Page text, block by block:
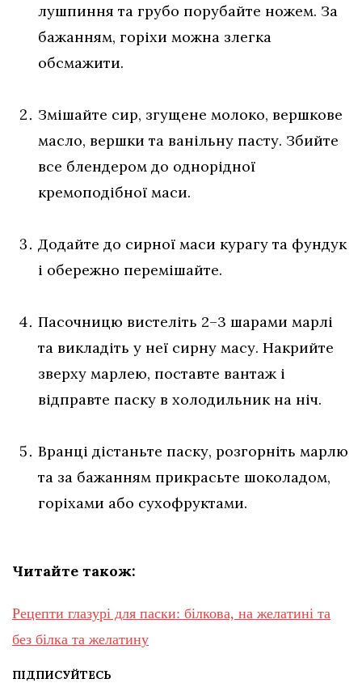
лушпиння та грубо порубайте ножем. За
бажанням, горіхи можна злегка
обсмажити.
Змішайте сир, згущене молоко, вершкове
масло, вершки та ванільну пасту. Збийте
все блендером до однорідної
кремоподібної маси.
Додайте до сирної маси курагу та фундук
і обережно перемішайте.
Пасочницю вистеліть 2–3 шарами марлі
та викладіть у неї сирну масу. Накрийте
зверху марлею, поставте вантаж і
відправте паску в холодильник на ніч.
Вранці дістаньте паску, розгорніть марлю
та за бажанням прикрасьте шоколадом,
горіхами або сухофруктами.
Читайте також:
Рецепти глазурі для паски: білкова, на желатині та
без білка та желатину
ПІДПИСУЙТЕСЬ